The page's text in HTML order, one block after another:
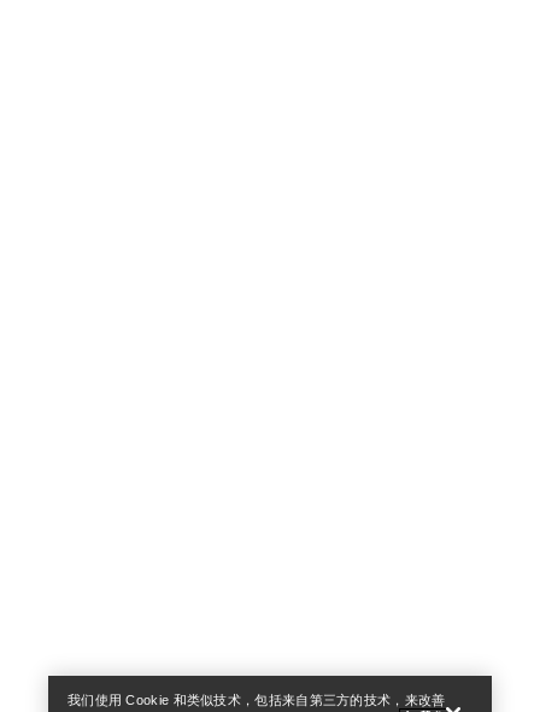
我们使用 Cookie 和类似技术，包括来自第三方的技术，来改善